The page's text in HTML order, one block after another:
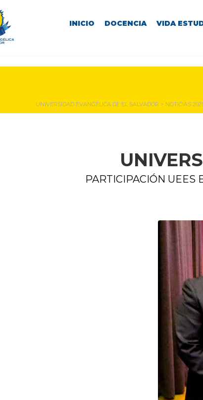
INICIO DOCENCIA VIDA
UNIVERSIDAD EVANGÉLICA DE EL SALVADOR > NOTICIAS
PARTICIPACIÓN